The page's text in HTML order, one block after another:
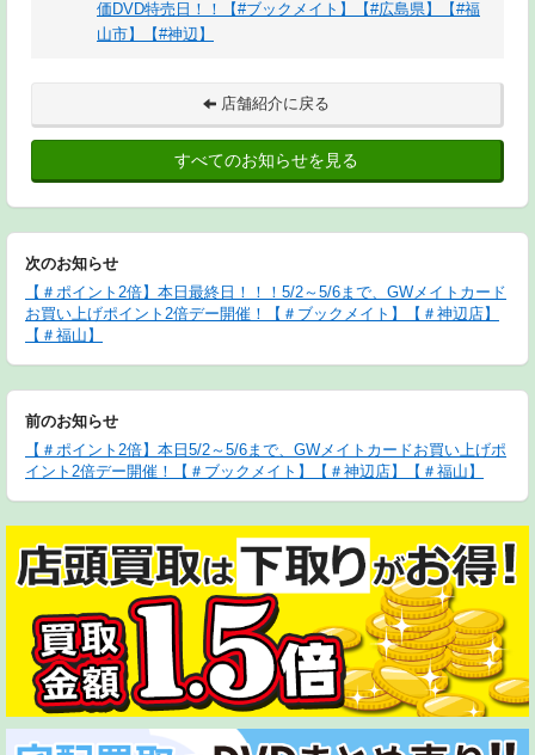
価DVD特売日！！【#ブックメイト】【#広島県】【#福
山市】【#神辺】
店舗紹介に戻る
すべてのお知らせを見る
次のお知らせ
【＃ポイント2倍】本日最終日！！！5/2～5/6まで、GWメイトカード
お買い上げポイント2倍デー開催！【＃ブックメイト】【＃神辺店】
【＃福山】
前のお知らせ
【＃ポイント2倍】本日5/2～5/6まで、GWメイトカードお買い上げポ
イント2倍デー開催！【＃ブックメイト】【＃神辺店】【＃福山】